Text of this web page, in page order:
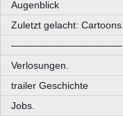
Augenblick
Zuletzt gelacht: Cartoons.
––––––––––––––––––––
Verlosungen.
trailer Geschichte
Jobs.